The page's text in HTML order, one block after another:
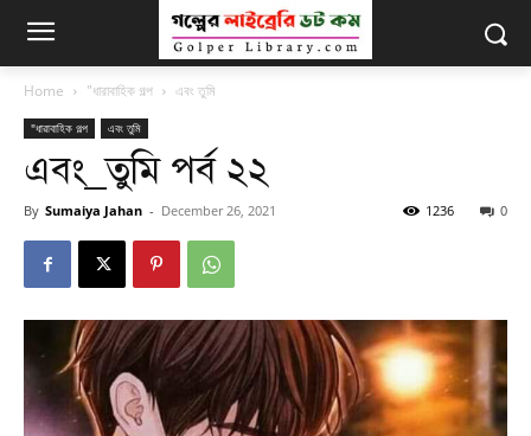
Home "ধারাবাহিক গল্প এবং তুমি
"ধারাবাহিক গল্প এবং তুমি
এবং_তুমি পর্ব ২২
By Sumaiya Jahan - December 26, 2021 0
1236